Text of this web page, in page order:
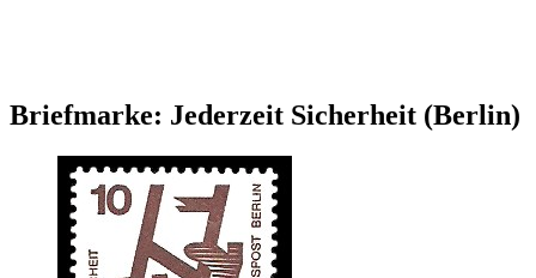
Briefmarke: Jederzeit Sicherheit (Berlin)